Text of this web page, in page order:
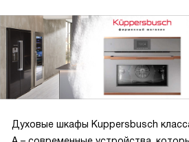
Духовые шкафы Kuppersbusch